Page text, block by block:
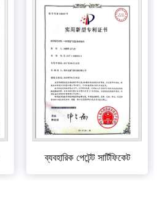
ব্যবহারিক পেটেন্ট সার্টিফিকেট